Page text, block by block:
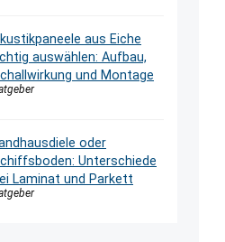
aus Eiche
auswählen: Aufbau,
und Montage
oder
Unterschiede
Laminat und Parkett